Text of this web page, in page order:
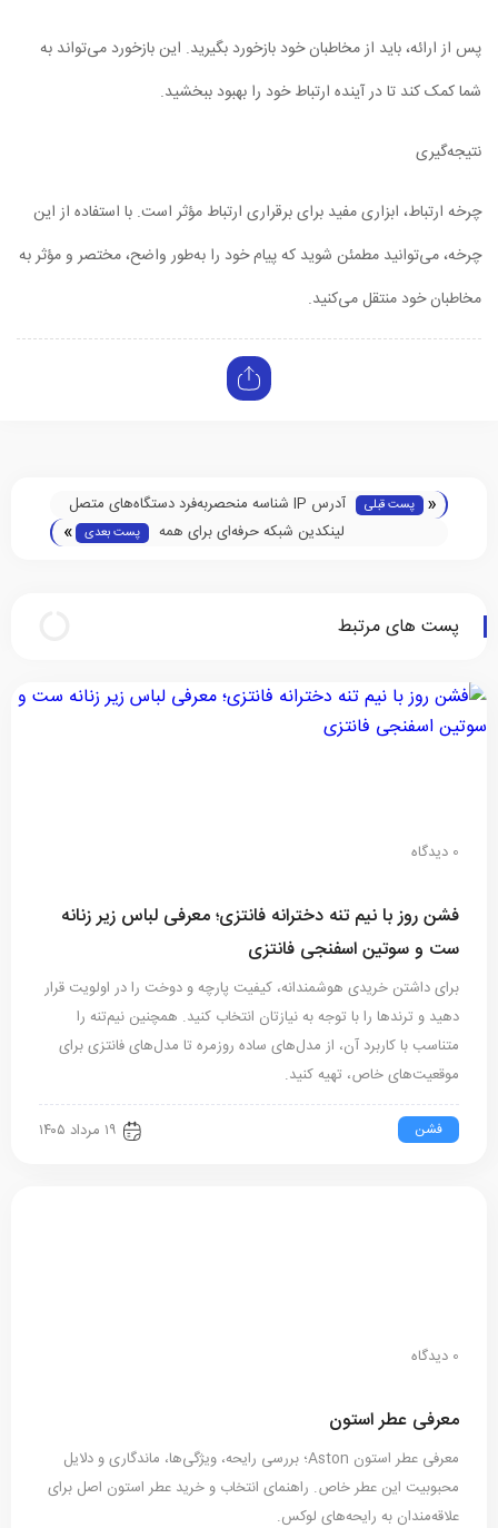
پس از ارائه، باید از مخاطبان خود بازخورد بگیرید. این بازخورد می‌تواند به
شما کمک کند تا در آینده ارتباط خود را بهبود ببخشید.
نتیجه‌گیری
چرخه ارتباط، ابزاری مفید برای برقراری ارتباط مؤثر است. با استفاده از این
چرخه، می‌توانید مطمئن شوید که پیام خود را به‌طور واضح، مختصر و مؤثر به
مخاطبان خود منتقل می‌کنید.
« پست قبلی
آدرس IP شناسه منحصربه‌فرد دستگاه‌های متصل
به اینترنت
لینکدین شبکه حرفه‌ای برای همه پست بعدی »
پست های مرتبط
0 دیدگاه
فشن روز با نیم تنه دخترانه فانتزی؛ معرفی لباس زیر زنانه
ست و سوتین اسفنجی فانتزی
برای داشتن خریدی هوشمندانه، کیفیت پارچه و دوخت را در اولویت قرار
دهید و ترندها را با توجه به نیازتان انتخاب کنید. همچنین نیم‌تنه را
متناسب با کاربرد آن، از مدل‌های ساده روزمره تا مدل‌های فانتزی برای
موقعیت‌های خاص، تهیه کنید.
فشن ۱۹ مرداد ۱۴۰۵
0 دیدگاه
معرفی عطر استون
معرفی عطر استون Aston؛ بررسی رایحه، ویژگی‌ها، ماندگاری و دلایل
محبوبیت این عطر خاص. راهنمای انتخاب و خرید عطر استون اصل برای
علاقه‌مندان به رایحه‌های لوکس.